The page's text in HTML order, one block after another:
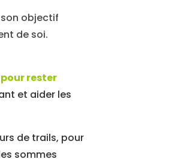
objectif
de soi.
rester
et aider les
de trails, pour
sommes